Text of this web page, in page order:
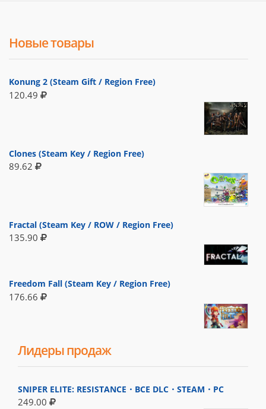
Новые товары
Konung 2 (Steam Gift / Region Free)
120.49
Clones (Steam Key / Region Free)
89.62
Fractal (Steam Key / ROW / Region Free)
135.90
Freedom Fall (Steam Key / Region Free)
176.66
Лидеры продаж
SNIPER ELITE: RESISTANCE・ВСЕ DLC・STEAM・PC
249.00